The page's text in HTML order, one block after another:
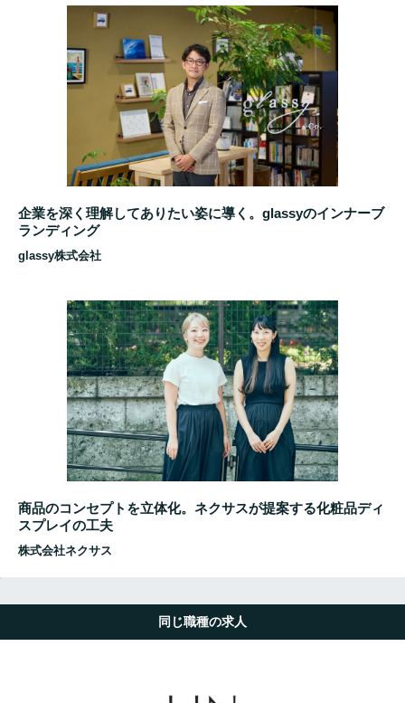
企業を深く理解してありたい姿に導く。glassyのインナーブ
ランディング
glassy株式会社
商品のコンセプトを立体化。ネクサスが提案する化粧品ディ
スプレイの工夫
株式会社ネクサス
同じ職種の求人